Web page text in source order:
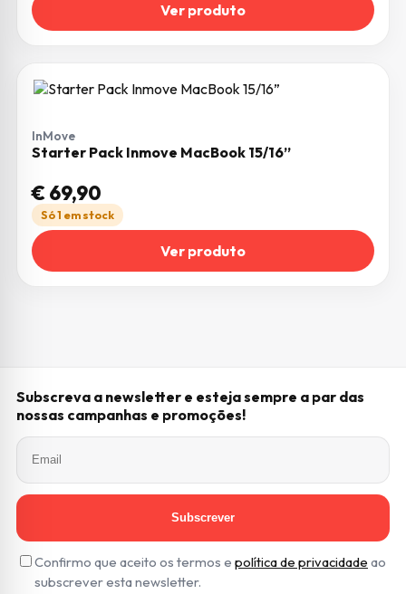
Ver produto
InMove
Starter Pack Inmove MacBook 15/16”
€69,90
Só 1 em stock
Ver produto
Subscreva a newsletter e esteja sempre a par das
nossas campanhas e promoções!
Subscrever
Confirmo que aceito os termos e política de privacidade ao
subscrever esta newsletter.